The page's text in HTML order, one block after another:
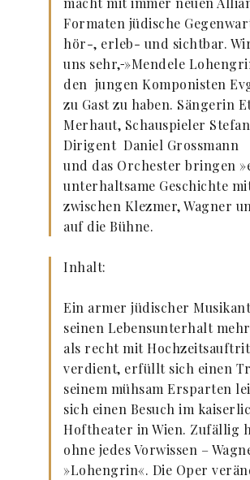
Formaten jüdische
hör-, erleb- und sichtbar.
uns sehr, »Mendele
den jungen Komponisten
zu Gast zu haben. Sängerin
Merhaut, Schauspieler
Dirigent Daniel Grossmann
und das Orchester bringen
unterhaltsame Geschichte
zwischen Klezmer, Wagner
auf die Bühne.
Inhalt:
Ein armer jüdischer
seinen Lebensunterhalt
als recht mit
verdient, erfüllt sich einen
seinem mühsam Ersparten
sich einen Besuch im
Hoftheater in Wien. Zufällig
ohne jedes Vorwissen –
»Lohengrin«. Die Oper